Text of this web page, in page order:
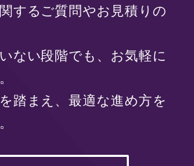
するご質問やお見積りの
ない段階でも、お気軽に
踏まえ、最適な進め方を